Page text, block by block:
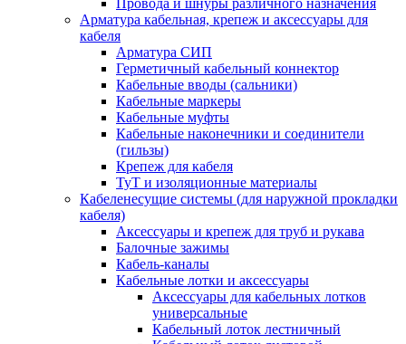
Провода и шнуры различного назначения
Арматура кабельная, крепеж и аксессуары для
кабеля
Арматура СИП
Герметичный кабельный коннектор
Кабельные вводы (сальники)
Кабельные маркеры
Кабельные муфты
Кабельные наконечники и соединители
(гильзы)
Крепеж для кабеля
ТуТ и изоляционные материалы
Кабеленесущие системы (для наружной прокладки
кабеля)
Аксессуары и крепеж для труб и рукава
Балочные зажимы
Кабель-каналы
Кабельные лотки и аксессуары
Аксессуары для кабельных лотков
универсальные
Кабельный лоток лестничный